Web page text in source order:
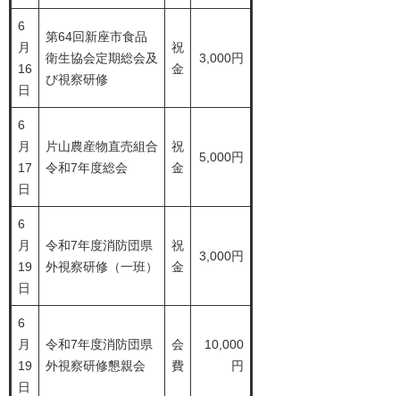
6
月
16
日
第64回新座市食品
衛生協会定期総会及
び視察研修
祝
金
3,000円
6
月
17
日
片山農産物直売組合
令和7年度総会
祝
金
5,000円
6
月
19
日
令和7年度消防団県
外視察研修（一班）
祝
金
3,000円
6
月
19
日
令和7年度消防団県
外視察研修懇親会
会
費
10,000
円